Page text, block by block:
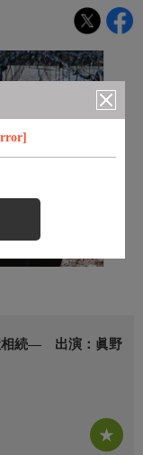
相続― 出演：眞野